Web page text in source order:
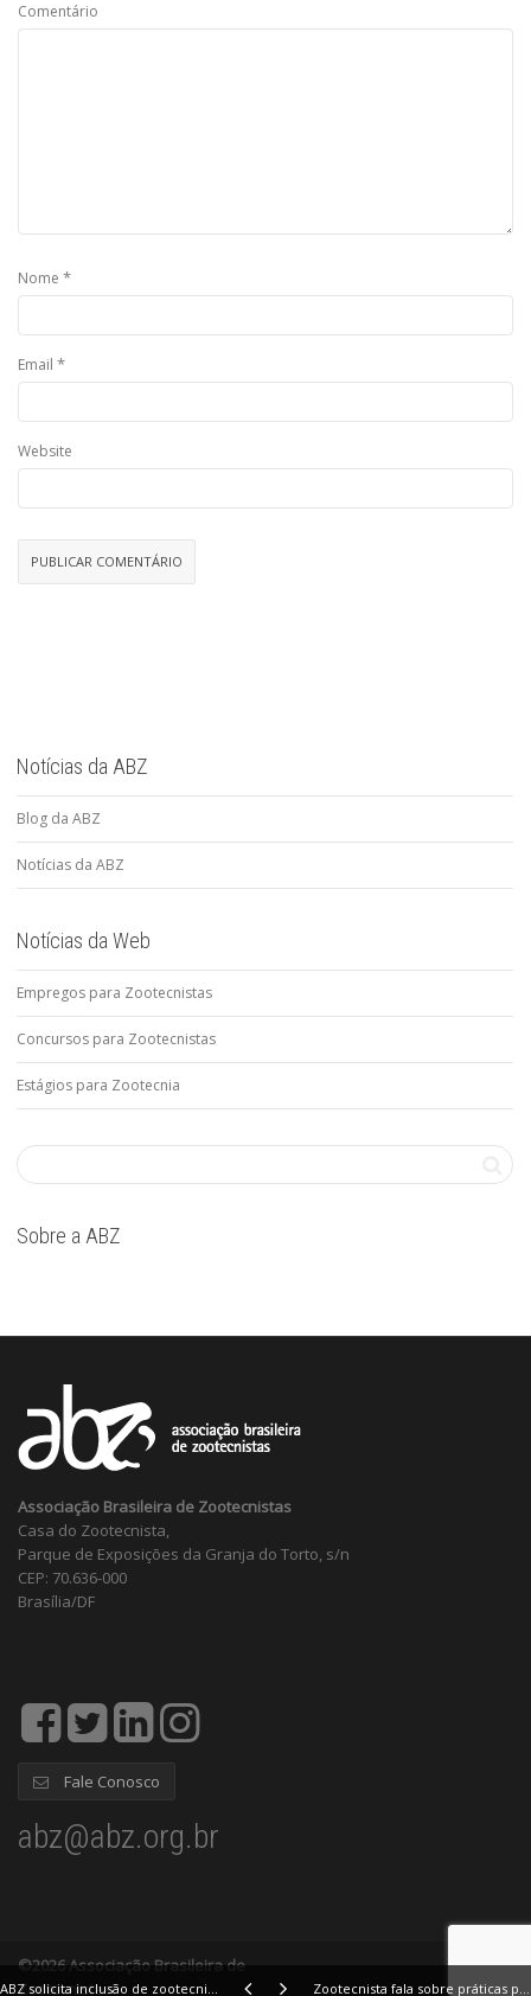
ABZ solicita inclusão de zootecnistas em concurso da Adagro-PE Zootecnista fala sobre práticas para diminuir contaminação de ração
Comentário
Nome *
Email *
Website
Notícias da ABZ
Blog da ABZ
Notícias da ABZ
Notícias da Web
Empregos para Zootecnistas
Concursos para Zootecnistas
Estágios para Zootecnia
Sobre a ABZ
Associação Brasileira de Zootecnistas
Casa do Zootecnista,
Parque de Exposições da Granja do Torto, s/n
CEP: 70.636-000
Brasília/DF
Fale Conosco
abz@abz.org.br
©2026 Associação Brasileira de
Zootecnistas